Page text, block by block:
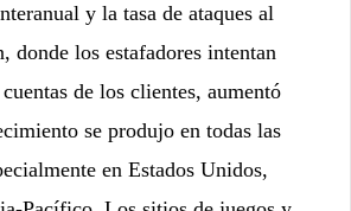
y la tasa de ataques al
donde los estafadores intentan
de los clientes, aumentó
se produjo en todas las
en Estados Unidos,